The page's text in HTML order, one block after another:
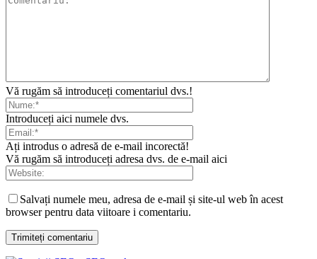
Vă rugăm să introduceți comentariul dvs.!
Introduceți aici numele dvs.
Ați introdus o adresă de e-mail incorectă!
Vă rugăm să introduceți adresa dvs. de e-mail aici
Salvați numele meu, adresa de e-mail și site-ul web în acest
browser pentru data viitoare i comentariu.